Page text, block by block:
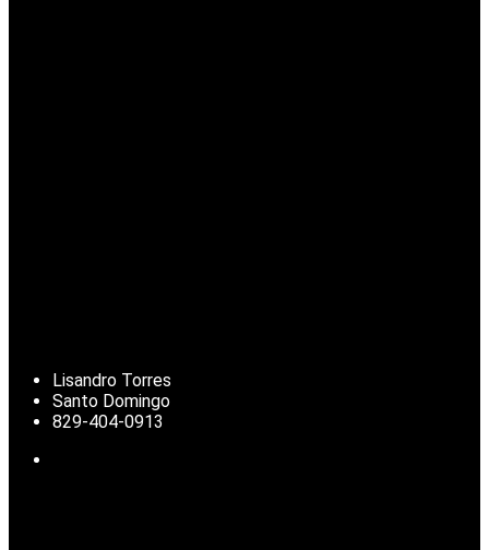
Lisandro Torres
Santo Domingo
829-404-0913